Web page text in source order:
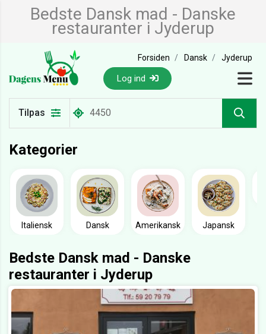
Bedste Dansk mad - Danske
restauranter i Jyderup
Forsiden Dansk Jyderup
Log ind
Tilpas
Kategorier
Italiensk Dansk Amerikansk Japansk
Bedste Dansk mad - Danske
restauranter i Jyderup